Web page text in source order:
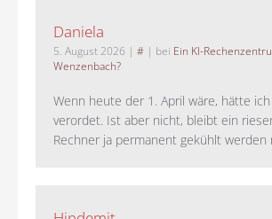
Daniela
5. August 2026 | # | bei Ein KI-
Wenzenbach?
Wenn heute der 1. April wäre, hätte
verordet. Ist aber nicht, bleibt ein
Rechner ja permanent gekühlt werden